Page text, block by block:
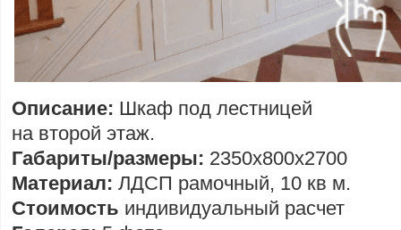
Описание: Шкаф под лестницей
на второй этаж.
Габариты/размеры: 2350х800х2700
Материал: ЛДСП рамочный, 10 кв м.
Стоимость индивидуальный расчет